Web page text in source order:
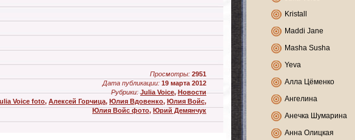
Просмотры: 2951
Дата публикации: 19 марта 2012
Рубрики: Julia Voice,Новости
Voice foto, Алексей Горчица, Юлия Вдовенко, Юлия Войс,
Юлия Войс фото,Юрий Демянчук
Kristall
Maddi Jane
Masha Susha
Yeva
Алла Цёменко
Ангелина
Анечка Шумарина
Анна Олицкая